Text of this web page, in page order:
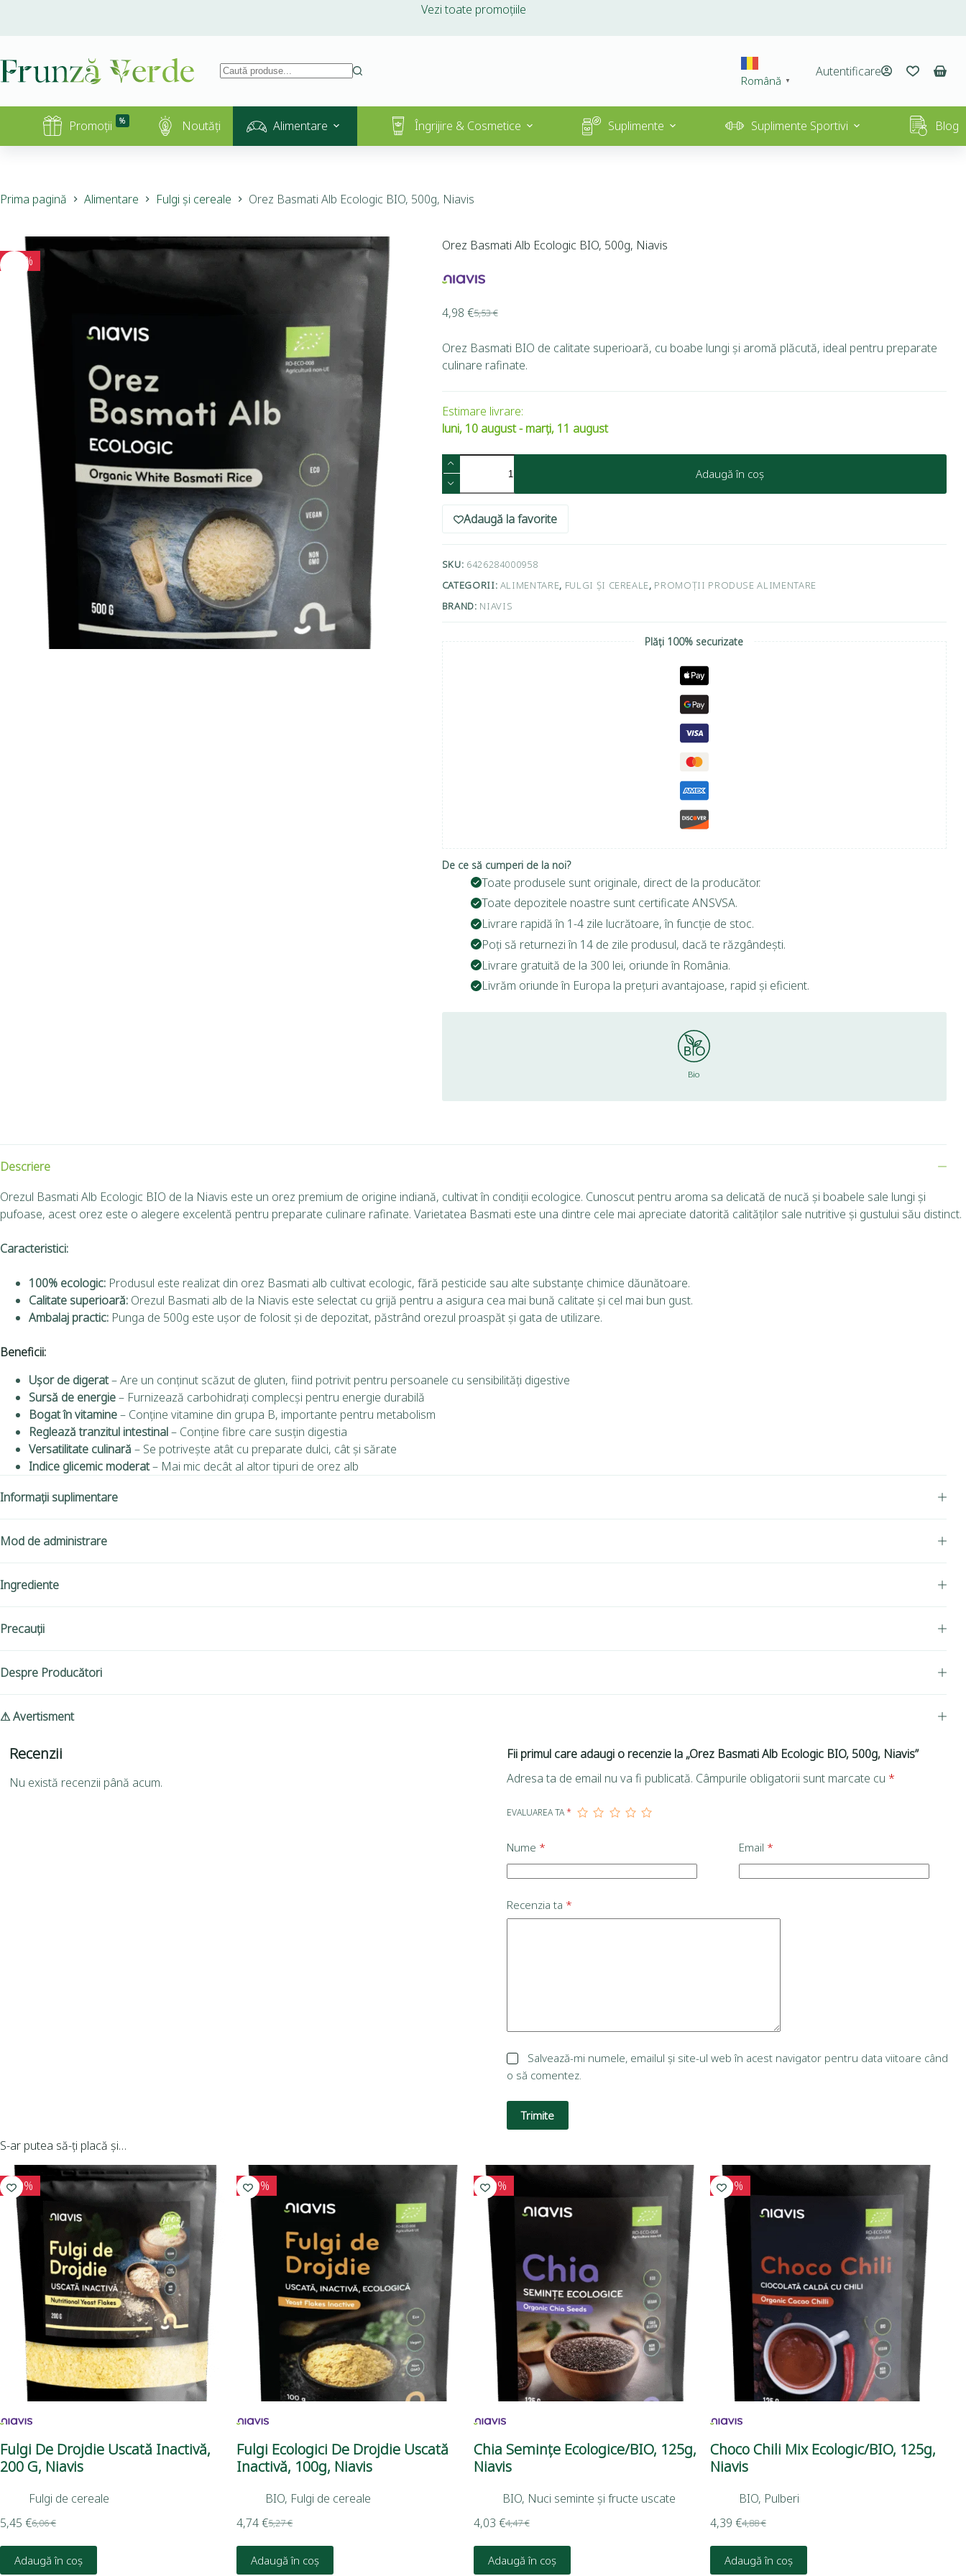
Vezi toate promoțiile
Română ▼
Autentificare
Promoții % Noutăți Alimentare Îngrijire & Cosmetice Suplimente Suplimente Sportivi Blog
Prima pagină Alimentare Fulgi și cereale Orez Basmati Alb Ecologic BIO, 500g, Niavis
-10%
Orez Basmati Alb Ecologic BIO, 500g, Niavis
5,53€
4,98 €
Orez Basmati BIO de calitate superioară, cu boabe lungi și aromă plăcută, ideal pentru preparate
culinare rafinate.
Estimare livrare:
luni, 10 august - marți, 11 august
Adaugă în coș
Adaugă la favorite
SKU: 6426284000958
CATEGORII: ALIMENTARE, FULGI ȘI CEREALE, PROMOȚII PRODUSE ALIMENTARE
BRAND: NIAVIS
Plăți 100% securizate
De ce să cumperi de la noi?
Toate produsele sunt originale, direct de la producător.
Toate depozitele noastre sunt certificate ANSVSA.
Livrare rapidă în 1-4 zile lucrătoare, în funcție de stoc.
Poți să returnezi în 14 de zile produsul, dacă te răzgândești.
Livrare gratuită de la 300 lei, oriunde în România.
Livrăm oriunde în Europa la prețuri avantajoase, rapid și eficient.
Bio
Descriere
Orezul Basmati Alb Ecologic BIO de la Niavis este un orez premium de origine indiană, cultivat în condiții ecologice. Cunoscut pentru aroma sa delicată de nucă și boabele sale lungi și
pufoase, acest orez este o alegere excelentă pentru preparate culinare rafinate. Varietatea Basmati este una dintre cele mai apreciate datorită calităților sale nutritive și gustului său distinct.
Caracteristici:
100% ecologic: Produsul este realizat din orez Basmati alb cultivat ecologic, fără pesticide sau alte substanțe chimice dăunătoare.
Calitate superioară: Orezul Basmati alb de la Niavis este selectat cu grijă pentru a asigura cea mai bună calitate și cel mai bun gust.
Ambalaj practic: Punga de 500g este ușor de folosit și de depozitat, păstrând orezul proaspăt și gata de utilizare.
Beneficii:
Ușor de digerat– Are un conținut scăzut de gluten, fiind potrivit pentru persoanele cu sensibilități digestive
Sursă de energie– Furnizează carbohidrați complecși pentru energie durabilă
Bogat în vitamine– Conține vitamine din grupa B, importante pentru metabolism
Reglează tranzitul intestinal– Conține fibre care susțin digestia
Versatilitate culinară – Se potrivește atât cu preparate dulci, cât și sărate
Indice glicemic moderat– Mai mic decât al altor tipuri de orez alb
Informații suplimentare
Mod de administrare
Ingrediente
Precauții
Despre Producători
⚠ Avertisment
Recenzii
Nu există recenzii până acum.
Fii primul care adaugi o recenzie la „Orez Basmati Alb Ecologic BIO, 500g, Niavis”
Adresa ta de email nu va fi publicată. Câmpurile obligatorii sunt marcate cu *
EVALUAREA TA*
Nume * Email *
Recenzia ta *
Salvează-mi numele, emailul și site-ul web în acest navigator pentru data viitoare când
o să comentez.
Trimite
S-ar putea să-ți placă și…
-10%
Fulgi De Drojdie Uscată Inactivă,
200 G, Niavis
Fulgi de cereale
6,06€
5,45 €
Adaugă în coș
-10%
Fulgi Ecologici De Drojdie Uscată
Inactivă, 100g, Niavis
BIO, Fulgi de cereale
5,27€
4,74€
Adaugă în coș
-10%
Chia Semințe Ecologice/BIO, 125g,
Niavis
BIO, Nuci seminte și fructe uscate
4,47€
4,03 €
Adaugă în coș
-10%
Choco Chili Mix Ecologic/BIO, 125g,
Niavis
BIO, Pulberi
4,88€
4,39 €
Adaugă în coș